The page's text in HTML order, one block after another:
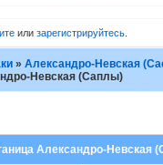
или зарегистрируйтесь.
»Александро-Невская
Невская (Саплы)
Александро-Невская